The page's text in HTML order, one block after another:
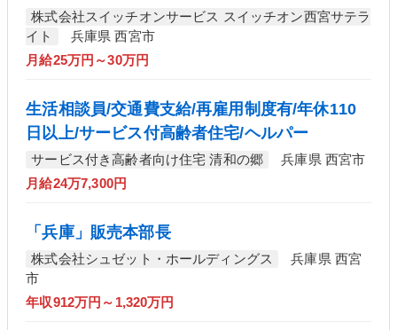
株式会社スイッチオンサービス スイッチオン西宮サテラ
イト
兵庫県 西宮市
月給25万円～30万円
生活相談員/交通費支給/再雇用制度有/年休110
日以上/サービス付高齢者住宅/ヘルパー
サービス付き高齢者向け住宅 清和の郷
兵庫県 西宮市
月給24万7,300円
「兵庫」販売本部長
株式会社シュゼット・ホールディングス
兵庫県 西宮
市
年収912万円～1,320万円